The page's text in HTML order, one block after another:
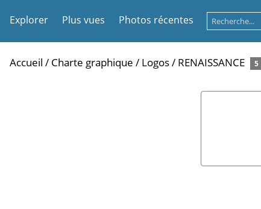
Explorer Plus vues Photos récentes
Accueil / Charte graphique / Logos/ RENAISSANCE 5